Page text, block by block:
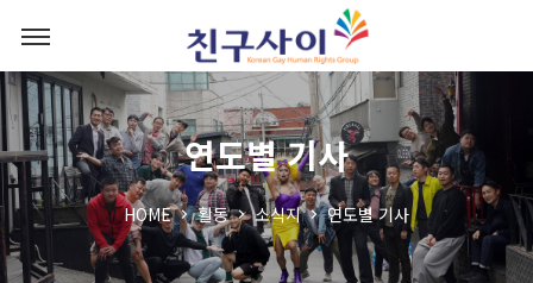
연도별 기사
HOME 활동 소식지 연도별 기사